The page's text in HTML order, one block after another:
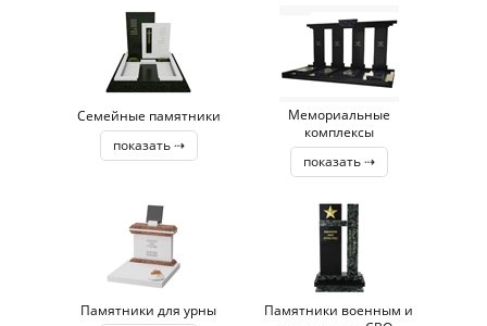
Семейные памятники
показать ⇢
Мемориальные
комплексы
показать ⇢
Памятники для урны
Памятники военным и